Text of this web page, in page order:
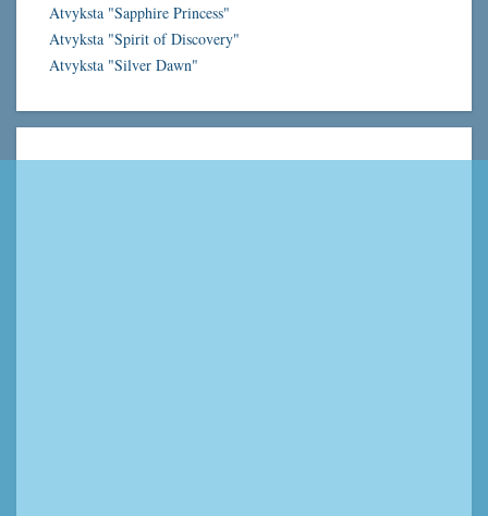
Atvyksta "Sapphire Princess"
Atvyksta "Spirit of Discovery"
Atvyksta "Silver Dawn"